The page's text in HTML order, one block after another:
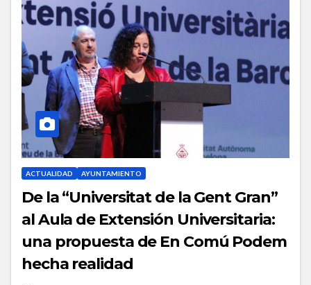
ACTUALIDAD AYUNTAMIENTO
De la “Universitat de la Gent Gran”
al Aula de Extensión Universitaria:
una propuesta de En Comú Podem
hecha realidad